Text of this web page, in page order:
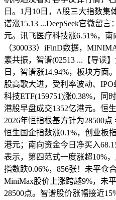
日。1月10日，A股三大指数集
谱涨15.13 ...DeepSeek官微留
元。讯飞医疗科技涨6.51%，
（300033）iFinD数据，
素共振，智谱(02513 ...【导读
日，智谱涨14.94%，板块方面
股高歌大进，受利率波动、
科技ETF(159751)涨0.38%，同
港股早盘成交1352亿港元。恒
2026年恒指根基方针为28500
恒生国企指数涨0.1%，创业板
港元；南向资金今日净买入
表示，第四范式一度涨超10%
指数跌0.06%，856张！未平仓
MiniMax股价上涨跨越9%，未
28500点。智谱股价涨幅接近